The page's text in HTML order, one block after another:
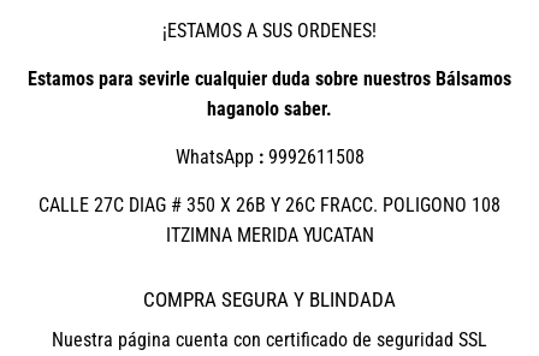
¡ESTAMOS A SUS ORDENES!
Estamos para sevirle cualquier duda sobre nuestros Bálsamos
haganolo saber.
WhatsApp : 9992611508
CALLE 27C DIAG # 350 X 26B Y 26C FRACC. POLIGONO 108
ITZIMNA MERIDA YUCATAN
COMPRA SEGURA Y BLINDADA
Nuestra página cuenta con certificado de seguridad SSL